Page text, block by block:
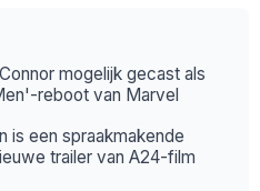
mogelijk gecast als
reboot van Marvel
is een spraakmakende
trailer van A24-film